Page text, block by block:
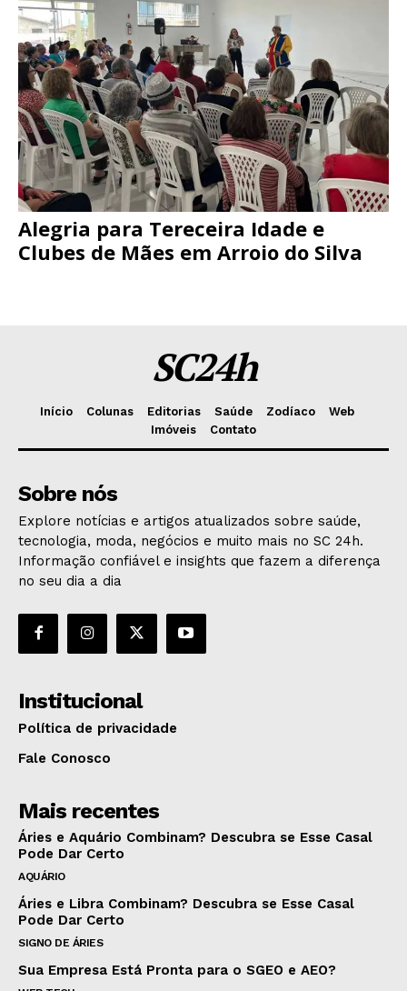
Alegria para Tereceira Idade e
Clubes de Mães em Arroio do Silva
SC24h
Início Colunas Editorias Saúde Zodíaco
Web
Imóveis
Contato
Sobre nós
Explore notícias e artigos atualizados sobre saúde,
tecnologia, moda, negócios e muito mais no SC 24h.
Informação confiável e insights que fazem a diferença
no seu dia a dia
Institucional
Política de privacidade
Fale Conosco
Mais recentes
Áries e Aquário Combinam? Descubra se Esse Casal
Pode Dar Certo
AQUÁRIO
Áries e Libra Combinam? Descubra se Esse Casal
Pode Dar Certo
SIGNO DE ÁRIES
Sua Empresa Está Pronta para o SGEO e AEO?